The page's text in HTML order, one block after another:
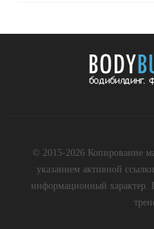
© 2015-2026 Копирование
указанием активной
информационный характер.